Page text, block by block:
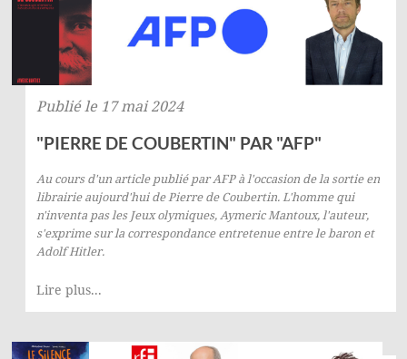
Publié le 17 mai 2024
"PIERRE DE COUBERTIN" PAR "AFP"
Au cours d'un article publié parAFPà l'occasion de la sortie en
librairie aujourd'hui de Pierre de Coubertin. L'homme qui
n'inventa pas les Jeux olymiques, Aymeric Mantoux, l'auteur,
s'exprime sur la correspondance entretenue entre le baron et
Adolf Hitler.
Lire plus...